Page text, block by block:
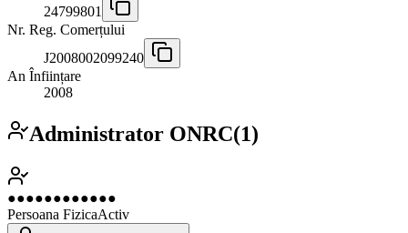
24799801
Nr. Reg. Comerțului
J2008002099240
An Înființare
2008
Administrator ONRC(1)
●●●●●●●●●●●●
Persoana FizicaActiv